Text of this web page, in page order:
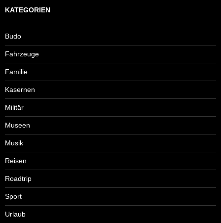
KATEGORIEN
Budo
Fahrzeuge
Familie
Kasernen
Militär
Museen
Musik
Reisen
Roadtrip
Sport
Urlaub